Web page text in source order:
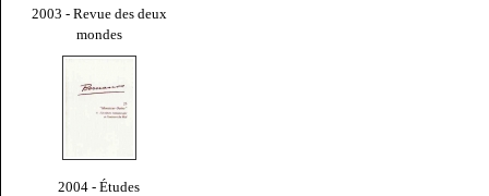
2003 - Revue des deux
mondes
2004 - Études